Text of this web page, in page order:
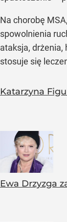
Na chorobę
spowolnienia
ataksja, drżenia,
stosuje się
Katarzyna
Ewa Drzyzga